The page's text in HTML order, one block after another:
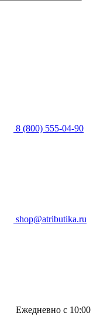
8 (800) 555-04-90
shop@atributika.ru
Ежедневно с 10:00